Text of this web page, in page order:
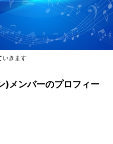
いきます
)メンバーのプロフィー